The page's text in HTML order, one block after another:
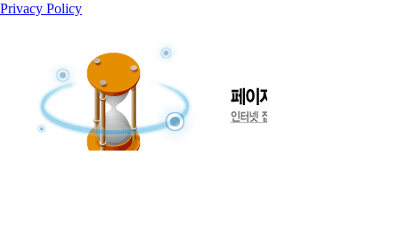
Privacy Policy